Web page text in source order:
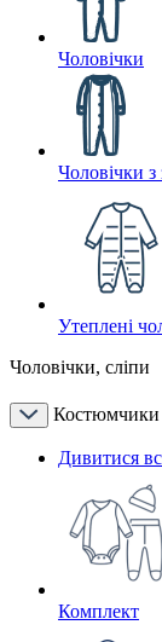
Чоловічки
Чоловічки
Утеплені
Чоловічки, сліпи
Костюмчики
Дивитися
Комплект